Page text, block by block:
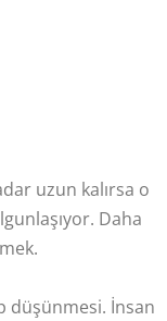
uzun kalırsa o
Daha
düşünmesi. İnsan